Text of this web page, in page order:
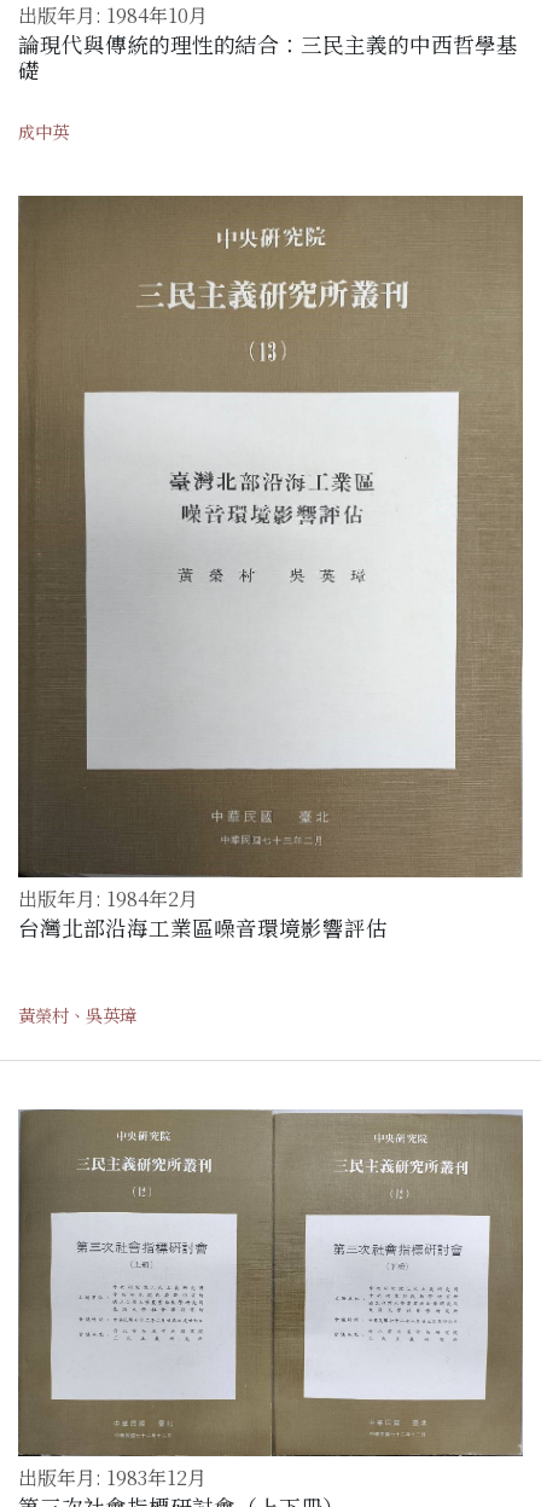
出版年月: 1984年10月
論現代與傳統的理性的結合：三民主義的中西哲學基
礎
成中英
出版年月: 1984年2月
台灣北部沿海工業區噪音環境影響評估
黃榮村、吳英璋
出版年月: 1983年12月